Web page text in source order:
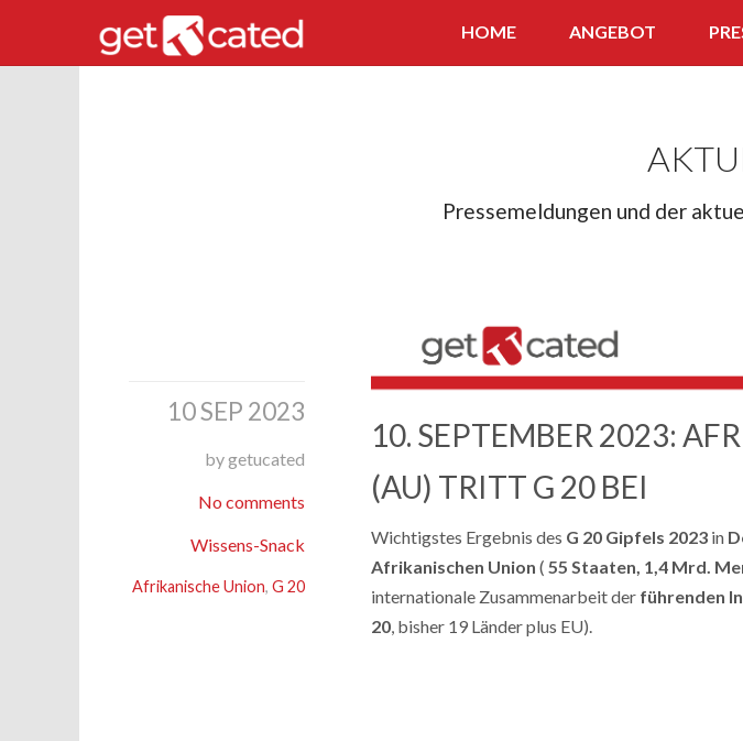
HOME ANGEBOT
FERNLEHRGANG
QUIZ
Pressemeldungen und der
10 SEP 2023
by getucated
No comments
Wissens-Snack
Afrikanische Union, G 20
10. SEPTEMBER 2023:
(AU) TRITT G 20 BEI
Wichtigstes Ergebnis des G 20 Gipfels 2023 in
Afrikanischen Union ( 55 Staaten, 1,4 Mrd.
internationale Zusammenarbeit der führenden
20, bisher 19 Länder plus EU).